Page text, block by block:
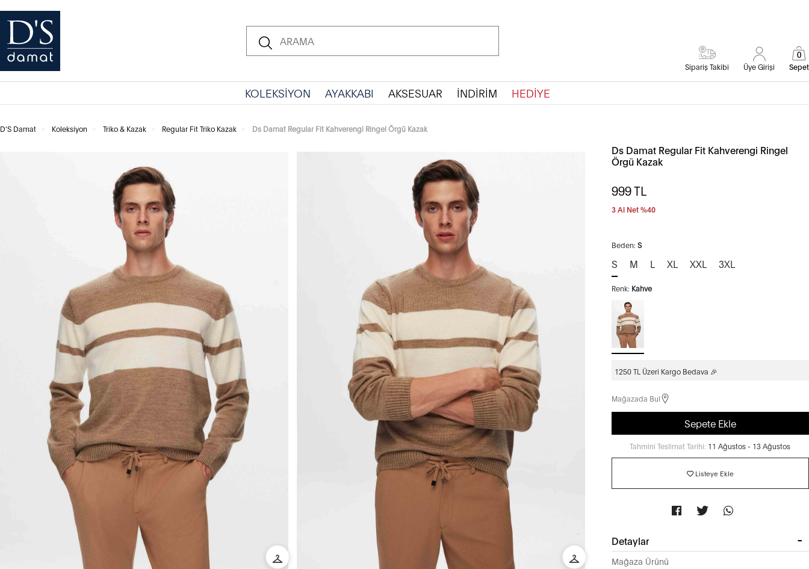
Sipariş Takibi Üye Girişi Sepet
0
KOLEKSİYON AYAKKABI AKSESUAR İNDİRİM HEDİYE
D'S Damat Koleksiyon Triko & Kazak Regular Fit Triko Kazak Ds Damat Regular Fit Kahverengi Ringel Örgü Kazak
Ds Damat Regular Fit Kahverengi Ringel
Örgü Kazak
999TL
3 Al Net %40
Beden: S
S M L XL XXL 3XL
Renk: Kahve
1250 TL Üzeri Kargo Bedava 🎉
Mağazada Bul
Sepete Ekle
Tahmini Teslimat Tarihi: 11 Ağustos - 13 Ağustos
Listeye Ekle
Detaylar
Mağaza Ürünü